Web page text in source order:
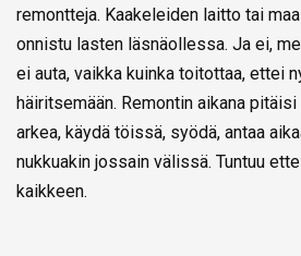
remontteja. Kaakeleiden laitto tai
onnistu lasten läsnäollessa. Ja ei,
ei auta, vaikka kuinka toitottaa, ettei
häiritsemään. Remontin aikana
arkea, käydä töissä, syödä, antaa
nukkuakin jossain välissä. Tuntuu
kaikkeen.